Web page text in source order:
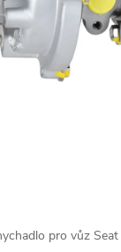
pro vůz